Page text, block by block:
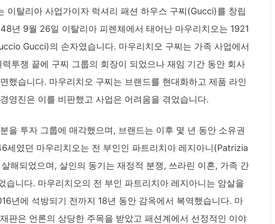
이탈리아 사업가이자 럭셔리 패션 하우스 구찌(Gucci)를 창립
년 9월 26일 이탈리아 피렌체에서 태어난 마우리치오는 1921
Gucci)의 손자였습니다. 마우리치오 구찌는 가족 사업에서
투쟁 끝에 구찌 그룹의 회장이 되었으나 재임 기간 동안 회사
했습니다. 마우리치오 구찌는 브랜드를 현대화하고 제품 라인
영진은 이를 비판했고 사업은 어려움을 겪었습니다.
을 투자 그룹에 매각했으며, 브랜드는 이후 몇 년 동안 소유권
세였던 마우리치오는 전 부인인 파트리치아 레지아니(Patrizia
해되었으며, 살인의 동기는 재정적 분쟁, 쓰라린 이혼, 가족 간
습니다. 마우리치오의 전 부인 파트리치아 레지아니는 암살을
년에 석방되기 전까지 18년 동안 감옥에서 복역했습니다. 마
판은 언론의 상당한 주목을 받았고 패션계에서 선정적인 이야